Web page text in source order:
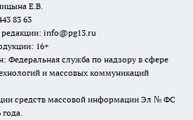
Е.В.
83 63
info@pg13.ru
16+
Федеральная служба по надзору в сфере
и массовых коммуникаций
средств массовой информации Эл № ФС
года.